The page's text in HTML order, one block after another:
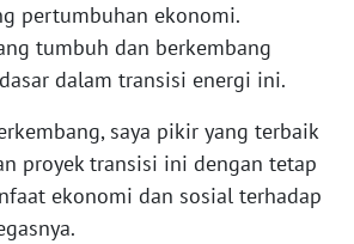
pertumbuhan ekonomi.
tumbuh dan berkembang
dalam transisi energi ini.
saya pikir yang terbaik
proyek transisi ini dengan tetap
ekonomi dan sosial terhadap